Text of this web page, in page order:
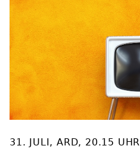
31. JULI, ARD, 20.15 UHR